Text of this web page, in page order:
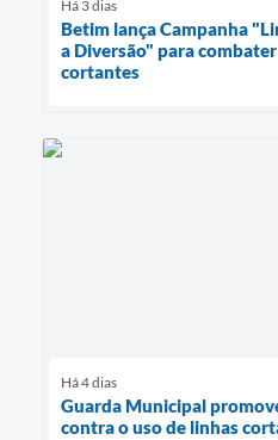
Há 3 dias
Betim lança Campanha
a Diversão" para
cortantes
Há 4 dias
Guarda Municipal
contra o uso de linhas